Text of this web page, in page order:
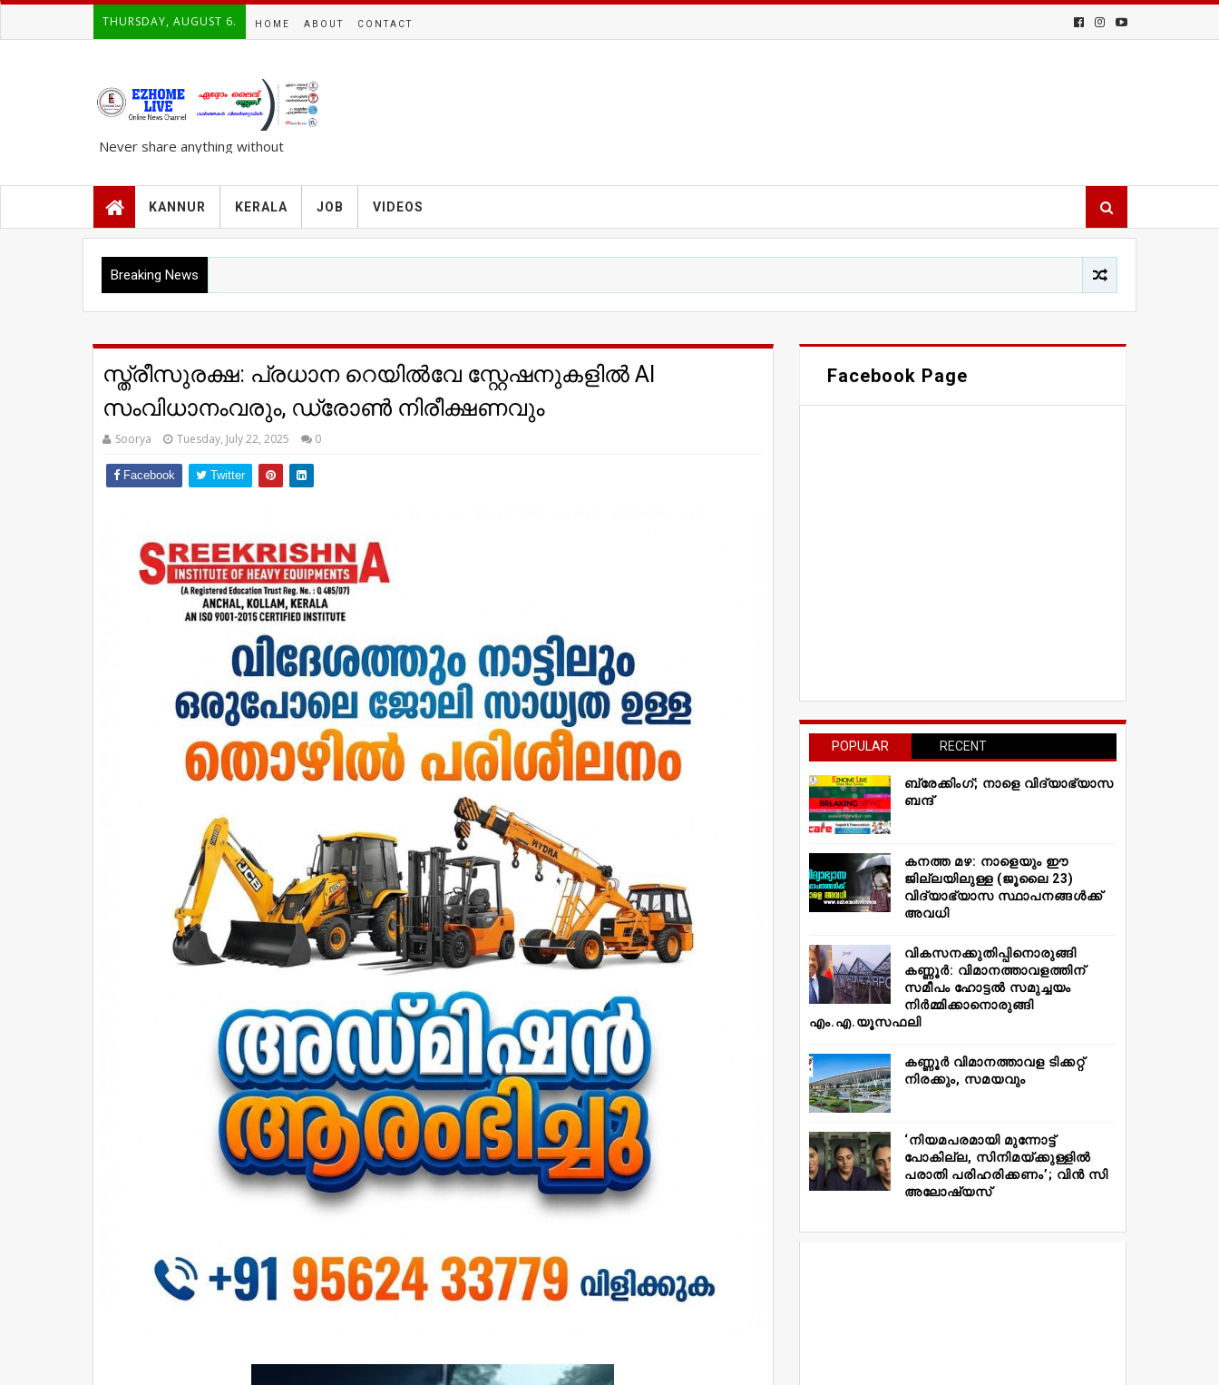
THURSDAY, AUGUST 6. HOME ABOUT CONTACT
Never share anything without
KANNUR KERALA JOB VIDEOS
Breaking News
സ്ത്രീസുരക്ഷ: പ്രധാന റെയില്‍വേ സ്റ്റേഷനുകളില്‍ AI
സംവിധാനംവരും, ഡ്രോണ്‍ നിരീക്ഷണവും
Soorya Tuesday, July 22, 2025 0
Facebook Twitter
Facebook Page
POPULAR RECENT
ബ്രേക്കിംഗ്; നാളെ വിദ്യാഭ്യാസ
ബന്ദ്
കനത്ത മഴ: നാളെയും ഈ
ജില്ലയിലുള്ള (ജൂലൈ 23)
വിദ്യാഭ്യാസ സ്ഥാപനങ്ങൾക്ക്
അവധി
വികസനക്കുതിപ്പിനൊരുങ്ങി
കണ്ണൂർ: വിമാനത്താവളത്തിന്
സമീപം ഹോട്ടൽ സമുച്ചയം
നിർമ്മിക്കാനൊരുങ്ങി
എം.എ.യൂസഫലി
കണ്ണൂർ വിമാനത്താവള ടിക്കറ്റ്
നിരക്കും, സമയവും
‘നിയമപരമായി മുന്നോട്ട്
പോകില്ല, സിനിമയ്ക്കുള്ളിൽ
പരാതി പരിഹരിക്കണം’; വിൻ സി
അലോഷ്യസ്